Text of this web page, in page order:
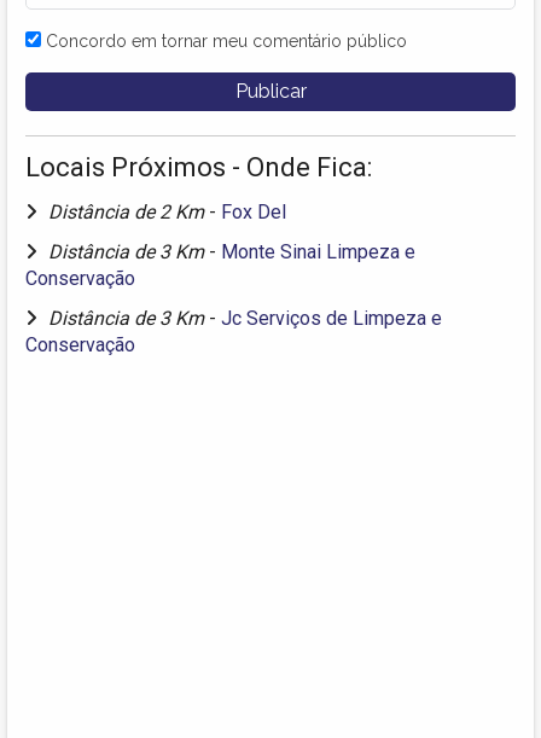
Concordo em tornar meu comentário público
Locais Próximos - Onde Fica:
Distância de 2 Km - Fox Del
Distância de 3 Km - Monte Sinai Limpeza e
Conservação
Distância de 3 Km - Jc Serviços de Limpeza e
Conservação